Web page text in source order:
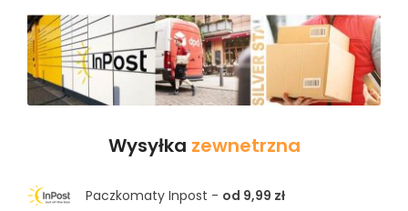
Wysyłka zewnetrzna
Paczkomaty Inpost - od 9,99 zł